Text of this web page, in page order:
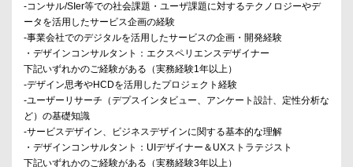
-コンサル/SIer等での社会課題・ユーザ課題に対するテクノロジーやデ
ータを活用したサービス企画の経験
-事業会社でのデジタルを活用したサービスの企画・開発経験
・デザインコンサルタント：エクスペリエンスデザイナー
下記いずれかのご経験がある（実務経験1年以上）
-デザイン思考やHCDを活用したプロジェクト経験
-ユーザーリサーチ（デプスインタビュー、アンケート設計、定性分析な
ど）の基礎知識
-サービスデザイン、ビジネスデザインに関する基本的な理解
・デザインコンサルタント：UIデザイナー＆UXストラテジスト
下記いずれかのご経験がある（実務経験3年以上）